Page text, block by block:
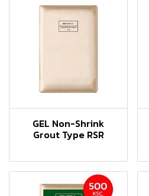
GEL Non-Shrink
Grout Type RSR